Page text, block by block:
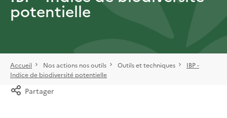
potentielle
Accueil Nos actions nos outils Outils et techniques
IBP -
Indice de biodiversité potentielle
Partager